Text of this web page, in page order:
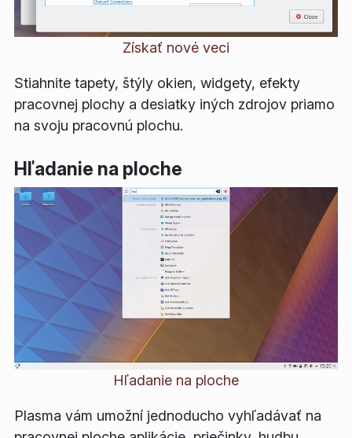
Získať nové veci
Stiahnite tapety, štýly okien, widgety, efekty
pracovnej plochy a desiatky iných zdrojov priamo
na svoju pracovnú plochu.
Hľadanie na ploche
Hľadanie na ploche
Plasma vám umožní jednoducho vyhľadávať na